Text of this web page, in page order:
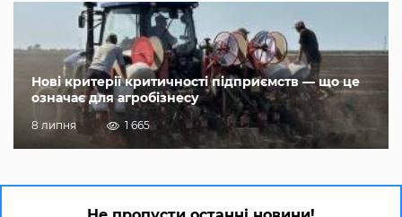
Нові критерії критичності підприємств — що це
означає для агробізнесу
8 липня 1 665